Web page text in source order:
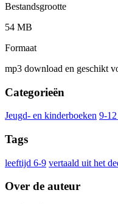
Bestandsgrootte
54 MB
Formaat
mp3 download en geschikt
Categorieën
Jeugd- en kinderboeken 9-
Tags
leeftijd 6-9 vertaald uit het
Over de auteur